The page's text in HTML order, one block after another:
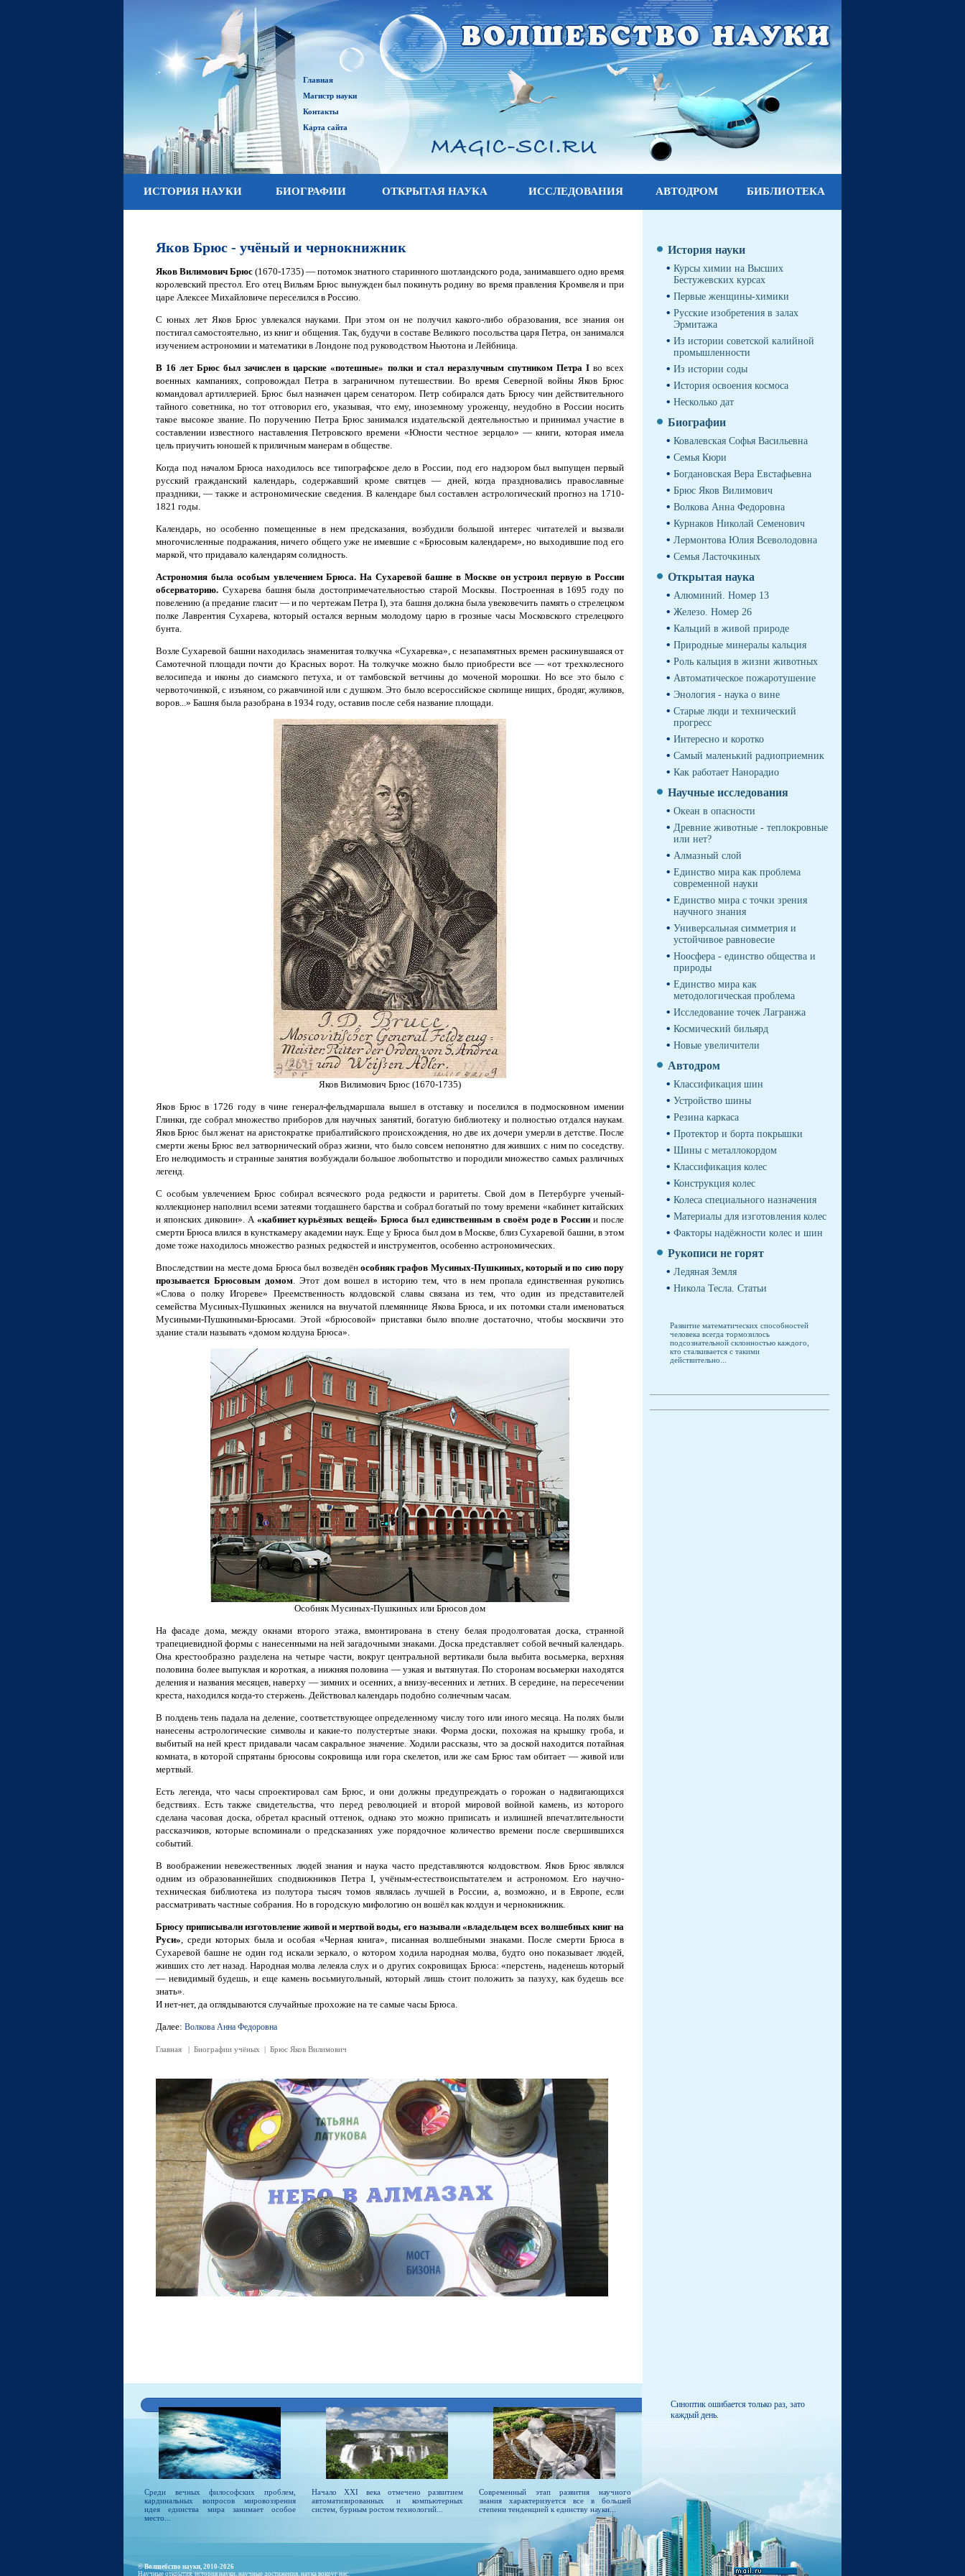
Главная
Магистр науки
Контакты
Карта сайта
ИСТОРИЯ НАУКИ БИОГРАФИИ ОТКРЫТАЯ НАУКА ИССЛЕДОВАНИЯ АВТОДРОМ БИБЛИОТЕКА
Яков Брюс - учёный и чернокнижник
Яков Вилимович Брюс (1670-1735) — потомок знатного старинного шотландского рода, занимавшего одно время
королевский престол. Его отец Вильям Брюс вынужден был покинуть родину во время правления Кромвеля и при
царе Алексее Михайловиче переселился в Россию.
С юных лет Яков Брюс увлекался науками. При этом он не получил какого-либо образования, все знания он
постигал самостоятельно, из книг и общения. Так, будучи в составе Великого посольства царя Петра, он занимался
изучением астрономии и математики в Лондоне под руководством Ньютона и Лейбница.
В 16 лет Брюс был зачислен в царские «потешные» полки и стал неразлучным спутником Петра Iво всех
военных кампаниях, сопровождал Петра в заграничном путешествии. Во время Северной войны Яков Брюс
командовал артиллерией. Брюс был назначен царем сенатором. Петр собирался дать Брюсу чин действительного
тайного советника, но тот отговорил его, указывая, что ему, иноземному уроженцу, неудобно в России носить
такое высокое звание. По поручению Петра Брюс занимался издательской деятельностью и принимал участие в
составлении известного наставления Петровского времени «Юности честное зерцало» — книги, которая имела
цель приучить юношей к приличным манерам в обществе.
Когда под началом Брюса находилось все типографское дело в России, под его надзором был выпущен первый
русский гражданский календарь, содержавший кроме святцев — дней, когда праздновались православные
праздники, — также и астрономические сведения. В календаре был составлен астрологический прогноз на 1710-
1821 годы.
Календарь, но особенно помещенные в нем предсказания, возбудили большой интерес читателей и вызвали
многочисленные подражания, ничего общего уже не имевшие с «Брюсовым календарем», но выходившие под его
маркой, что придавало календарям солидность.
Астрономия была особым увлечением Брюса. На Сухаревой башне в Москве он устроил первую в России
обсерваторию. Сухарева башня была достопримечательностью старой Москвы. Построенная в 1695 году по
повелению (а предание гласит — и по чертежам Петра I), эта башня должна была увековечить память о стрелецком
полке Лаврентия Сухарева, который остался верным молодому царю в грозные часы Московского стрелецкого
бунта.
Возле Сухаревой башни находилась знаменитая толкучка «Сухаревка», с незапамятных времен раскинувшаяся от
Самотечной площади почти до Красных ворот. На толкучке можно было приобрести все — «от трехколесного
велосипеда и иконы до сиамского петуха, и от тамбовской ветчины до моченой морошки. Но все это было с
червоточинкой, с изъяном, со ржавчиной или с душком. Это было всероссийское скопище нищих, бродяг, жуликов,
воров...» Башня была разобрана в 1934 году, оставив после себя название площади.
Яков Вилимович Брюс (1670-1735)
Яков Брюс в 1726 году в чине генерал-фельдмаршала вышел в отставку и поселился в подмосковном имении
Глинки, где собрал множество приборов для научных занятий, богатую библиотеку и полностью отдался наукам.
Яков Брюс был женат на аристократке прибалтийского происхождения, но две их дочери умерли в детстве. После
смерти жены Брюс вел затворнический образ жизни, что было совсем непонятно для живших с ним по соседству.
Ero нелюдимость и странные занятия возбуждали большое любопытство и породили множество самых различных
легенд.
С особым увлечением Брюс собирал всяческого рода редкости и раритеты. Свой дом в Петербурге ученый-
коллекционер наполнил всеми затеями тогдашнего барства и собрал богатый по тому времени «кабинет китайских
и японских диковин». А «кабинет курьёзных вещей» Брюса был единственным в своём роде в России и после
смерти Брюса влился в кунсткамеру академии наук. Еще у Брюса был дом в Москве, близ Сухаревой башни, в этом
доме тоже находилось множество разных редкостей и инструментов, особенно астрономических.
Впоследствии на месте дома Брюса был возведён особняк графов Мусиных-Пушкиных, который и по сию пору
прозывается Брюсовым домом. Этот дом вошел в историю тем, что в нем пропала единственная рукопись
«Слова о полку Игореве» Преемственность колдовской славы связана из тем, что один из представителей
семейства Мусиных-Пушкиных женился на внучатой племяннице Якова Брюса, и их потомки стали именоваться
Мусиными-Пушкиными-Брюсами. Этой «брюсовой» приставки было вполне достаточно, чтобы москвичи это
здание стали называть «домом колдуна Брюса».
Особняк Мусиных-Пушкиных или Брюсов дом
На фасаде дома, между окнами второго этажа, вмонтирована в стену белая продолговатая доска, странной
трапециевидной формы с нанесенными на ней загадочными знаками. Доска представляет собой вечный календарь.
Она крестообразно разделена на четыре части, вокруг центральной вертикали была выбита восьмерка, верхняя
половина более выпуклая и короткая, а нижняя половина — узкая и вытянутая. По сторонам восьмерки находятся
деления и названия месяцев, наверху — зимних и осенних, а внизу-весенних и летних. В середине, на пересечении
креста, находился когда-то стержень. Действовал календарь подобно солнечным часам.
В полдень тень падала на деление, соответствующее определенному числу того или иного месяца. На полях были
нанесены астрологические символы и какие-то полустертые знаки. Форма доски, похожая на крышку гроба, и
выбитый на ней крест придавали часам сакральное значение. Ходили рассказы, что за доской находится потайная
комната, в которой спрятаны брюсовы сокровища или гора скелетов, или же сам Брюс там обитает — живой или
мертвый.
Есть легенда, что часы спроектировал сам Брюс, и они должны предупреждать о горожан о надвигающихся
бедствиях. Есть также свидетельства, что перед революцией и второй мировой войной камень, из которого
сделана часовая доска, обретал красный оттенок, однако это можно приписать и излишней впечатлительности
рассказчиков, которые вспоминали о предсказаниях уже порядочное количество времени после свершившихся
событий.
В воображении невежественных людей знания и наука часто представляются колдовством. Яков Брюс являлся
одним из образованнейших сподвижников Петра I, учёным-естествоиспытателем и астрономом. Его научно-
техническая библиотека из полутора тысяч томов являлась лучшей в России, а, возможно, и в Европе, если
рассматривать частные собрания. Но в городскую мифологию он вошёл как колдун и чернокнижник.
Брюсу приписывали изготовление живой и мертвой воды, его называли «владельцем всех волшебных книг на
Руси», среди которых была и особая «Черная книга», писанная волшебными знаками. После смерти Брюса в
Сухаревой башне не один год искали зеркало, о котором ходила народная молва, будто оно показывает людей,
живших сто лет назад. Народная молва лелеяла слух и о других сокровищах Брюса: «перстень, наденешь который
— невидимый будешь, и еще камень восьмиугольный, который лишь стоит положить за пазуху, как будешь все
знать».
И нет-нет, да оглядываются случайные прохожие на те самые часы Брюса.
Далее: Волкова Анна Федоровна
Главная | Биографии учёных | Брюс Яков Вилимович
История науки
Курсы химии на Высших
Бестужевских курсах
Первые женщины-химики
Русские изобретения в залах
Эрмитажа
Из истории советской калийной
промышленности
Из истории соды
История освоения космоса
Несколько дат
Биографии
Ковалевская Софья Васильевна
Семья Кюри
Богдановская Вера Евстафьевна
Брюс Яков Вилимович
Волкова Анна Федоровна
Курнаков Николай Семенович
Лермонтова Юлия Всеволодовна
Семья Ласточкиных
Открытая наука
Алюминий. Номер 13
Железо. Номер 26
Кальций в живой природе
Природные минералы кальция
Роль кальция в жизни животных
Автоматическое пожаротушение
Энология - наука о вине
Cтарые люди и технический
прогресс
Интересно и коротко
Самый маленький радиоприемник
Как работает Нанорадио
Научные исследования
Океан в опасности
Древние животные - теплокровные
или нет?
Алмазный слой
Единство мира как проблема
современной науки
Единство мира с точки зрения
научного знания
Универсальная симметрия и
устойчивое равновесие
Ноосфера - единство общества и
природы
Единство мира как
методологическая проблема
Исследование точек Лагранжа
Космический бильярд
Новые увеличители
Автодром
Классификация шин
Устройство шины
Резина каркаса
Протектор и борта покрышки
Шины с металлокордом
Классификация колес
Конструкция колес
Колеса специального назначения
Материалы для изготовления колес
Факторы надёжности колес и шин
Рукописи не горят
Ледяная Земля
Никола Тесла. Статьи
Развитие математических способностей
человека всегда тормозилось
подсознательной склонностью каждого,
кто сталкивается с такими
действительно...
Среди вечных философских проблем,
кардинальных вопросов мировоззрения
идея единства мира занимает особое
место...
Начало XXI века отмечено развитием
автоматизированных и компьютерных
систем, бурным ростом технологий...
Современный этап развития научного
знания характеризуется все в большей
степени тенденцией к единству науки...
Синоптик ошибается только раз, зато
каждый день.
© Волшебство науки, 2010-2026
Научные открытия, история науки, научные достижения, наука вокруг нас.